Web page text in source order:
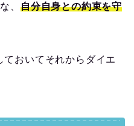
、 自分自身との約束を守
ておいてそれからダイエ